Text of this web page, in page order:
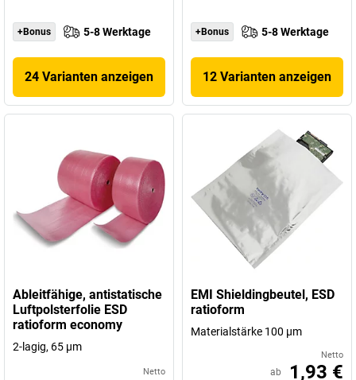
+Bonus 5-8 Werktage
24 Varianten anzeigen
+Bonus 5-8 Werktage
12 Varianten anzeigen
Ableitfähige, antistatische
Luftpolsterfolie ESD
ratioform economy
2-lagig, 65 µm
Netto
EMI Shieldingbeutel, ESD
ratioform
Materialstärke 100 µm
Netto
ab 1,93 €